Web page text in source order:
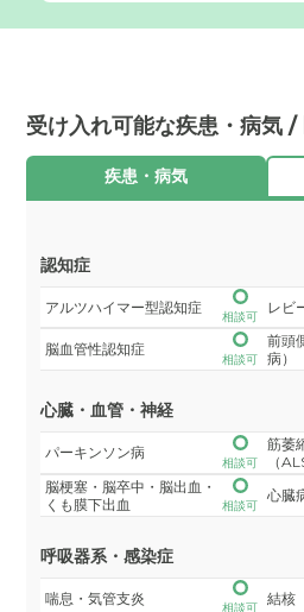
受け入れ可能な疾患・病気 /
疾患・病気
認知症
アルツハイマー型認知症
相談可
レビ
脳血管性認知症
相談可
前頭
病）
心臓・血管・神経
パーキンソン病
相談可
筋萎
（
脳梗塞・脳卒中・脳出血・
くも膜下出血
相談可
心臓
呼吸器系・感染症
喘息・気管支炎
相談可
結核